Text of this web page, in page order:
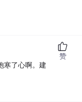
寒了心啊。建
赞